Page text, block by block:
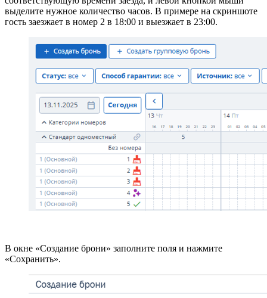
выделите нужное количество часов. В примере на скриншоте
гость заезжает в номер 2 в 18:00 и выезжает в 23:00.
В окне «Создание брони» заполните поля и нажмите
«Сохранить».